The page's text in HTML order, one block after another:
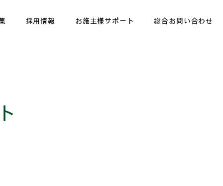
採用情報 お施主様サポート 総合お問い合わせ